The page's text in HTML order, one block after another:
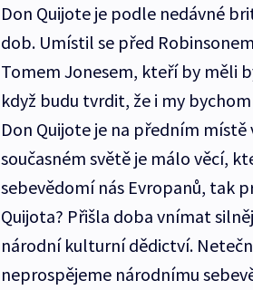
Don Quijote je podle nedávné
dob. Umístil se před
Tomem Jonesem, kteří by měli
když budu tvrdit, že i my
Don Quijote je na předním
současném světě je málo věcí,
sebevědomí nás Evropanů, tak
Quijota? Přišla doba vnímat
národní kulturní dědictví.
neprospějeme národnímu